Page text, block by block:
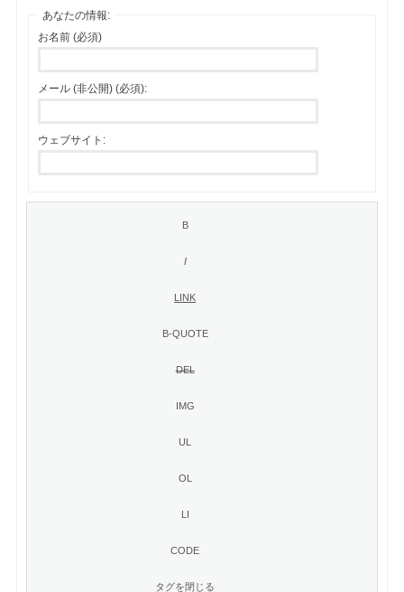
あなたの情報:
お名前 (必須)
メール (非公開) (必須):
ウェブサイト: